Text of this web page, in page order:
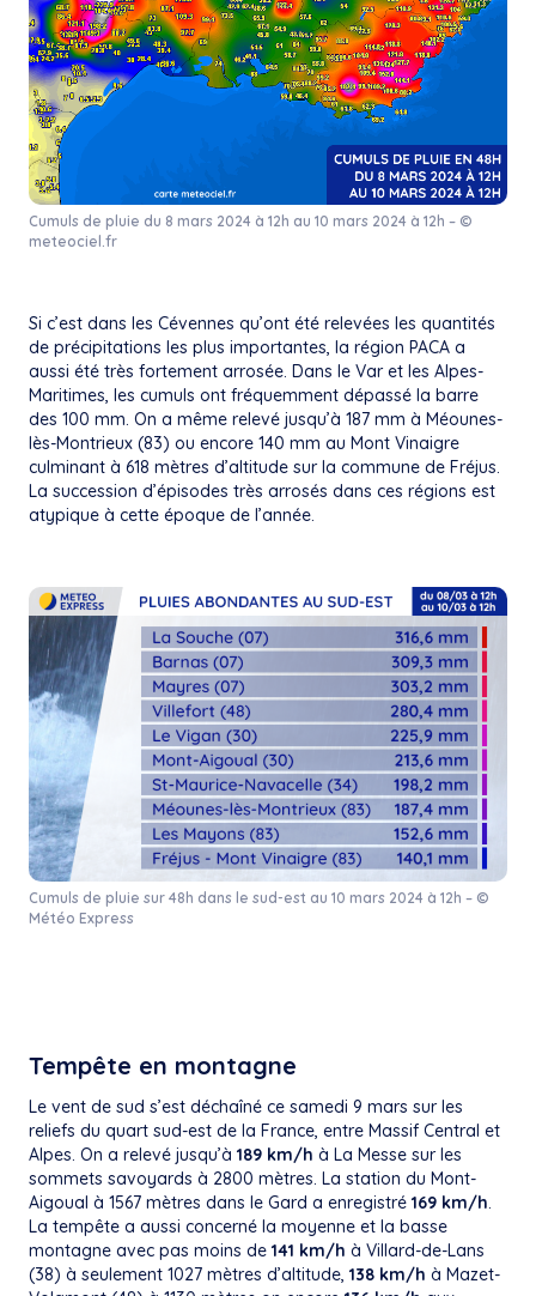
Cumuls de pluie du 8 mars 2024 à 12h au 10 mars 2024 à 12h – ©
meteociel.fr
Si c’est dans les Cévennes qu’ont été relevées les quantités
de précipitations les plus importantes, la région PACA a
aussi été très fortement arrosée. Dans le Var et les Alpes-
Maritimes, les cumuls ont fréquemment dépassé la barre
des 100 mm. On a même relevé jusqu’à 187 mm à Méounes-
lès-Montrieux (83) ou encore 140 mm au Mont Vinaigre
culminant à 618 mètres d’altitude sur la commune de Fréjus.
La succession d’épisodes très arrosés dans ces régions est
atypique à cette époque de l’année.
Cumuls de pluie sur 48h dans le sud-est au 10 mars 2024 à 12h – ©
Météo Express
Tempête en montagne
Le vent de sud s’est déchaîné ce samedi 9 mars sur les
reliefs du quart sud-est de la France, entre Massif Central et
Alpes. On a relevé jusqu’à 189 km/h à La Messe sur les
sommets savoyards à 2800 mètres. La station du Mont-
Aigoual à 1567 mètres dans le Gard a enregistré 169 km/h
La tempête a aussi concerné la moyenne et la basse
montagne avec pas moins de 141 km/h à Villard-de-Lans
(38) à seulement 1027 mètres d’altitude, 138 km/h à Mazet-